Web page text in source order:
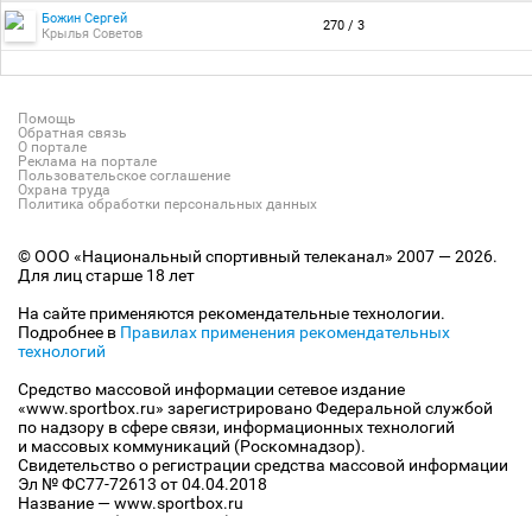
Божин Сергей
Крылья Советов
270 / 3
Помощь
Обратная связь
О портале
Реклама на портале
Пользовательское соглашение
Охрана труда
Политика обработки персональных данных
© ООО «Национальный спортивный телеканал» 2007 — 2026.
Для лиц старше 18 лет
На сайте применяются рекомендательные технологии.
Подробнее в Правилах применения рекомендательных
технологий
Средство массовой информации сетевое издание
«www.sportbox.ru» зарегистрировано Федеральной службой
по надзору в сфере связи, информационных технологий
и массовых коммуникаций (Роскомнадзор).
Свидетельство о регистрации средства массовой информации
Эл № ФС77-72613 от 04.04.2018
Название — www.sportbox.ru